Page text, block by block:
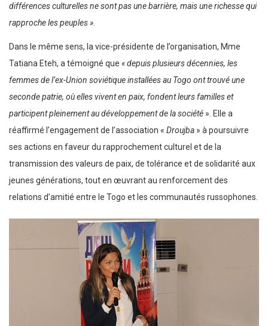
différences culturelles ne sont pas une barrière, mais une richesse qui
rapproche les peuples »
Dans le même sens, la vice-présidente de l’organisation, Mme
Tatiana Eteh, a témoigné que « depuis plusieurs décennies, les
femmes de l’ex-Union soviétique installées au Togo ont trouvé une
seconde patrie, où elles vivent en paix, fondent leurs familles et
participent pleinement au développement de la société ». Elle a
réaffirmé l’engagement de l’association « Droujba » à poursuivre
ses actions en faveur du rapprochement culturel et de la
transmission des valeurs de paix, de tolérance et de solidarité aux
jeunes générations, tout en œuvrant au renforcement des
relations d’amitié entre le Togo et les communautés russophones.